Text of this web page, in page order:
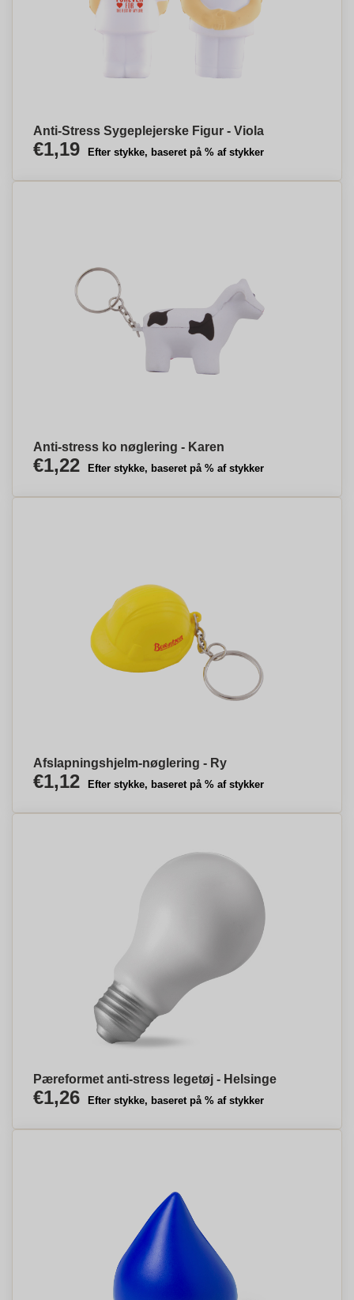
Anti-Stress Sygeplejerske Figur - Viola
€1,19 Efter stykke, baseret på % af stykker
Anti-stress ko nøglering - Karen
€1,22 Efter stykke, baseret på % af stykker
Afslapningshjelm-nøglering - Ry
€1,12 Efter stykke, baseret på % af stykker
Pæreformet anti-stress legetøj - Helsinge
€1,26 Efter stykke, baseret på % af stykker